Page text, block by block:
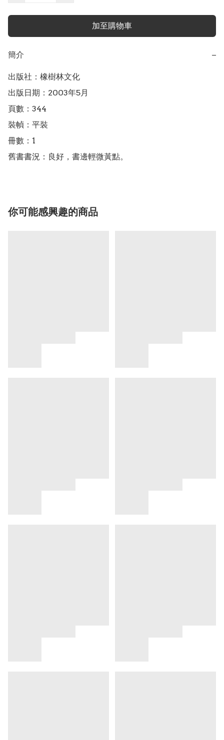
加至購物車
簡介 −
出版社：橡樹林文化
出版日期：2003年5月
頁數：344
裝幀：平裝
冊數：1
舊書書況：良好，書邊輕微黃點。
你可能感興趣的商品